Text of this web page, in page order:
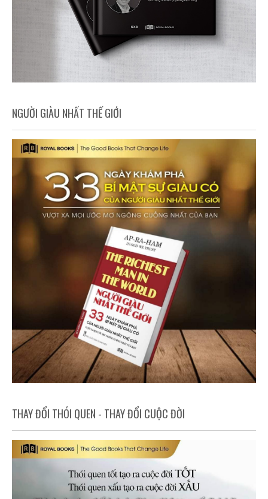
NGƯỜI GIÀU NHẤT THẾ GIỚI
THAY ĐỔI THÓI QUEN - THAY ĐỔI CUỘC ĐỜI